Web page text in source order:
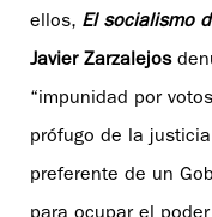
ellos, El socialismo
Javier Zarzalejos
“impunidad por
prófugo de la
preferente de un